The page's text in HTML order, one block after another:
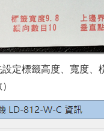
定標籤高度、寬度、